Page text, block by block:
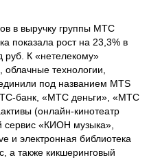
в выручку группы МТС
показала рост на 23,3% в
руб. К «нетелекому»
технологии,
под названием MTS
банк, «МТС деньги», «МТС
(онлайн-кинотеатр
«КИОН музыка»,
и электронная библиотека
а также кикшеринговый